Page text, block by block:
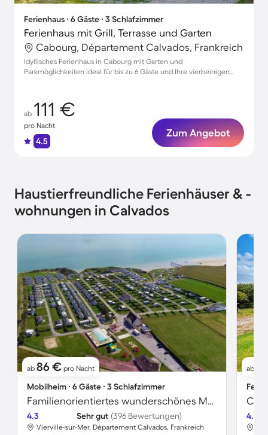
Ferienhaus ∙ 6 Gäste ∙ 3 Schlafzimmer
Ferienhaus mit Grill, Terrasse und Garten
Cabourg, Département Calvados, Frankreich
Idyllisches Ferienhaus in Cabourg mit Garten und
Parkmöglichkeiten ideal für bis zu 6 Gäste und Ihre vierbeinigen
ab 111 €
pro Nacht
4.5
Zum Angebot
Haustierfreundliche Ferienhäuser & -
wohnungen in Calvados
ab 86 € pro Nacht
Mobilheim ∙ 6 Gäste ∙ 3 Schlafzimmer
Familienorientiertes wunderschönes Mobilheim mit beheiztem Pool und Terrasse | Nah am Strand | Hunde erlaubt
4.3 Sehr gut (396 Bewertungen)
Vierville-sur-Mer, Département Calvados, Frankreich
ab
4.4